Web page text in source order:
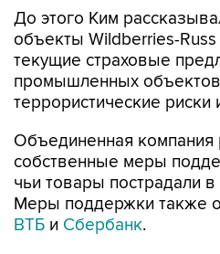
До этого Ким
объекты Wildberries-
текущие страховые
промышленных
террористические
Объединенная компания
собственные меры
чьи товары пострадали в
Меры поддержки также
ВТБ и Сбербанк.